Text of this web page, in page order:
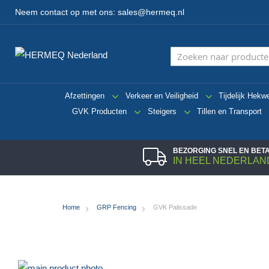
Neem contact op met ons: sales@hermeq.nl
Afzettingen Verkeer en Veiligheid Tijdelijk
GVK Producten
Steigers Tillen en Transport
BEZORGING SNEL EN
IN HEEL
Home GRP Fencing GVK Palissade